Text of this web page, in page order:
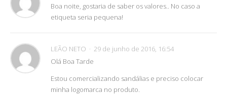
Boa noite, gostaria de saber os valores.. No caso a
etiqueta seria pequena!
LEÃO NETO
29 de junho de 2016, 16:54
Olá Boa Tarde
Estou comercializando sandálias e preciso colocar
minha logomarca no produto.